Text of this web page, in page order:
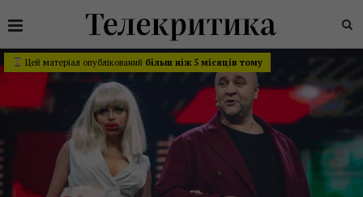
Цей матеріал опублікований більш ніж 5 місяців тому